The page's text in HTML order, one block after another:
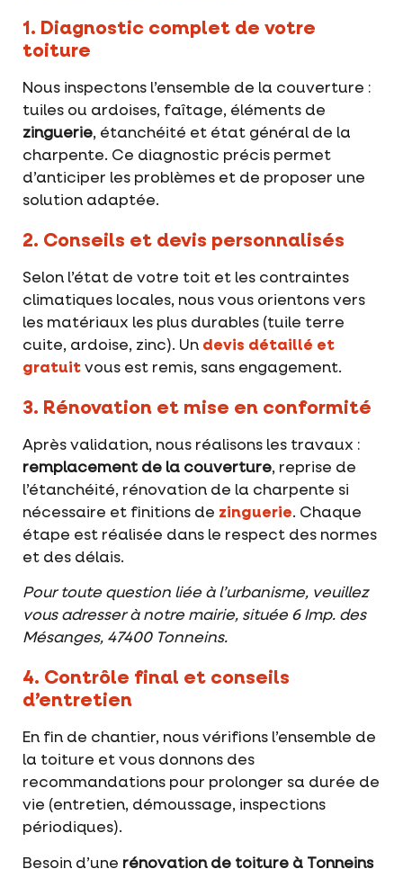
1. Diagnostic complet de votre
toiture
Nous inspectons l’ensemble de la couverture :
tuiles ou ardoises, faîtage, éléments de
zinguerie, étanchéité et état général de la
charpente. Ce diagnostic précis permet
d’anticiper les problèmes et de proposer une
solution adaptée.
2. Conseils et devis personnalisés
Selon l’état de votre toit et les contraintes
climatiques locales, nous vous orientons vers
les matériaux les plus durables (tuile terre
cuite, ardoise, zinc). Un devis détaillé et
gratuit vous est remis, sans engagement.
3. Rénovation et mise en conformité
Après validation, nous réalisons les travaux :
remplacement de la couverture, reprise de
l’étanchéité, rénovation de la charpente si
nécessaire et finitions de zinguerie. Chaque
étape est réalisée dans le respect des normes
et des délais.
Pour toute question liée à l’urbanisme, veuillez
vous adresser à notre mairie, située 6 Imp. des
Mésanges, 47400 Tonneins.
4. Contrôle final et conseils
d’entretien
En fin de chantier, nous vérifions l’ensemble de
la toiture et vous donnons des
recommandations pour prolonger sa durée de
vie (entretien, démoussage, inspections
périodiques).
Besoin d’une rénovation de toiture à Tonneins